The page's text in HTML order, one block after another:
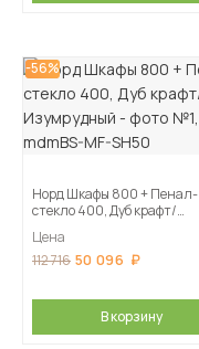
-56%
Норд Шкафы 800 + Пенал-
стекло 400, Дуб крафт/
Цена
112 716 50 096
В корзину